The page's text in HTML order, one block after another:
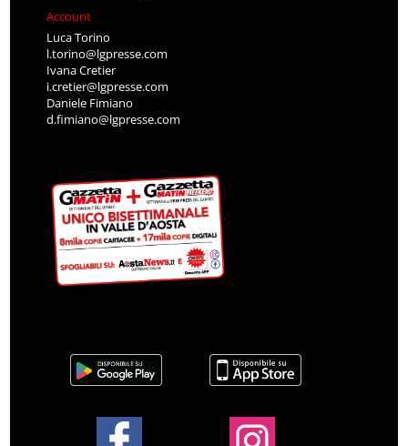
Account
Luca Torino
l.torino@lgpresse.com
Ivana Cretier
i.cretier@lgpresse.com
Daniele Fimiano
d.fimiano@lgpresse.com